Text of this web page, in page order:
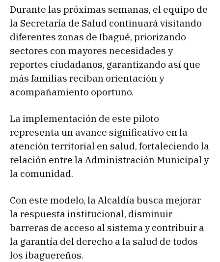
Durante las próximas semanas, el equipo de
la Secretaría de Salud continuará visitando
diferentes zonas de Ibagué, priorizando
sectores con mayores necesidades y
reportes ciudadanos, garantizando así que
más familias reciban orientación y
acompañamiento oportuno.
La implementación de este piloto
representa un avance significativo en la
atención territorial en salud, fortaleciendo la
relación entre la Administración Municipal y
la comunidad.
Con este modelo, la Alcaldía busca mejorar
la respuesta institucional, disminuir
barreras de acceso al sistema y contribuir a
la garantía del derecho a la salud de todos
los ibaguereños.